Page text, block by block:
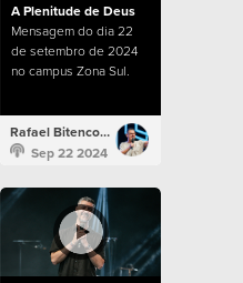
A Plenitude de Deus
Mensagem do dia 22
de setembro de 2024
no campus Zona Sul.
Rafael Bitencourt
Sep 22 2024